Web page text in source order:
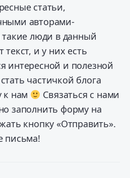
статьи,
авторами-
такие люди в данный
и у них есть
интересной и полезной
частичкой блога
к нам
Связаться с нами
заполнить форму на
кнопку «Отправить».
письма!